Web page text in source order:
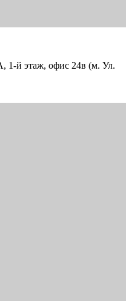
1-й этаж, офис 24в (м. Ул.